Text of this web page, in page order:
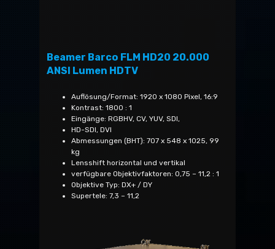
Beamer Barco FLM HD20 20.000
ANSI Lumen HDTV
Auflösung/Format: 1920 x 1080 Pixel, 16:9
Kontrast: 1800 : 1
Eingänge: RGBHV, CV, YUV, SDI,
HD-SDI, DVI
Abmessungen (BHT): 707 x 548 x 1025, 99
kg
Lensshift horizontal und vertikal
verfügbare Objektivfaktoren: 0,75 – 11,2 : 1
Objektive Typ: DX+ / DY
Supertele: 7,3 – 11,2